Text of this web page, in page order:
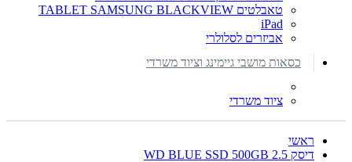
טאבלטים TABLET SAMSUNG BLACKVIEW
iPad
אביזרים לסלולרי
כסאות מושבי גיימינג וציוד משרדי
ציוד משרדי
ראשי
דיסק WD BLUE SSD 500GB 2.5